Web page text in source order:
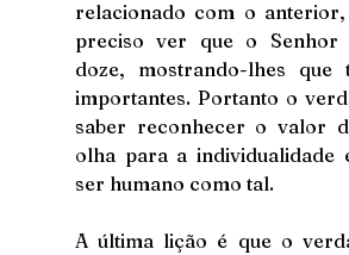
relacionado com o
preciso ver que o Senhor
doze, mostrando-lhes que
importantes. Portanto o
saber reconhecer o valor
olha para a individualidade
ser humano como tal.
A última lição é que o